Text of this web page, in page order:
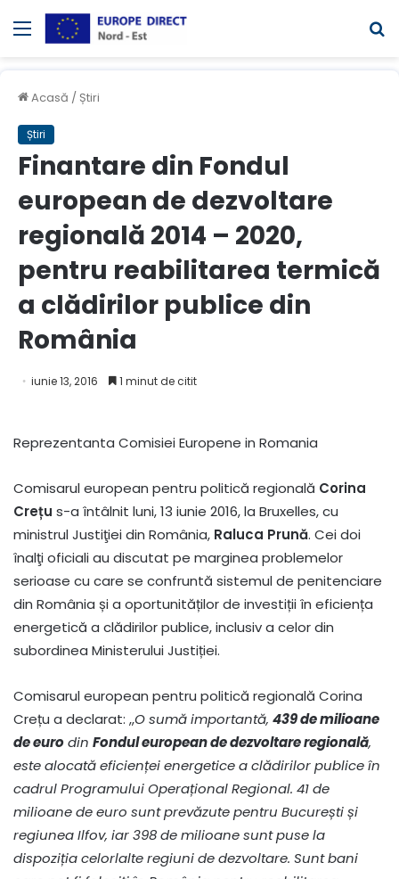
Meniul
Acasă / Știri
Știri
Finantare din Fondul
european de dezvoltare
regională 2014 – 2020,
pentru reabilitarea termică
a clădirilor publice din
România
iunie 13, 2016 1 minut de citit
Reprezentanta Comisiei Europene in Romania
Comisarul european pentru politică regională Corina
Crețu s-a întâlnit luni, 13 iunie 2016, la Bruxelles, cu
ministrul Justiţiei din România, Raluca Prună. Cei doi
înalţi oficiali au discutat pe marginea problemelor
serioase cu care se confruntă sistemul de penitenciare
din România și a oportunităților de investiții în eficiența
energetică a clădirilor publice, inclusiv a celor din
subordinea Ministerului Justiției.
Comisarul european pentru politică regională Corina
Crețu a declarat: ,,O sumă importantă, 439 de milioane
de eurodin Fondul european de dezvoltare regională,
este alocată eficienței energetice a clădirilor publice în
cadrul Programului Operațional Regional. 41 de
milioane de euro sunt prevăzute pentru București și
regiunea Ilfov, iar 398 de milioane sunt puse la
dispoziția celorlalte regiuni de dezvoltare. Sunt bani